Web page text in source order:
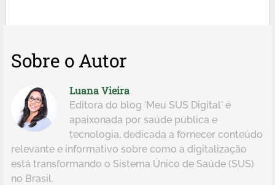
Sobre o Autor
Luana Vieira
Editora do blog 'Meu SUS Digital' é
apaixonada por saúde pública e
tecnologia, dedicada a fornecer conteúdo
relevante e informativo sobre como a digitalização
está transformando o Sistema Único de Saúde (SUS)
no Brasil.